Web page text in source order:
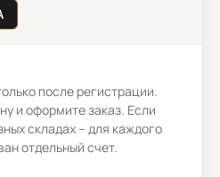
после регистрации.
и оформите заказ. Если
складах – для каждого
отдельный счет.